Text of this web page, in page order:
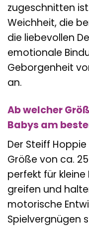
zugeschnitten
Weichheit, die
die liebevollen
emotionale
Geborgenheit
an.
Ab welcher
Babys am
Der Steiff
Größe von ca.
perfekt für kleine
greifen und
motorische
Spielvergnügen